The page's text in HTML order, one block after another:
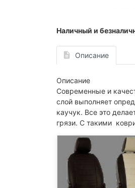
Наличный и
Описание
Описание
Современные и
слой выполняет
каучук. Все это
грязи. С такими